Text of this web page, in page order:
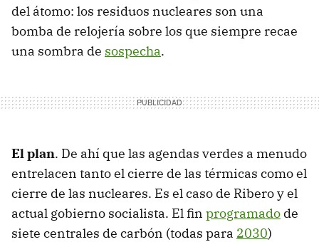
del átomo: los residuos nucleares son una
bomba de relojería sobre los que siempre recae
una sombra de sospecha.
El plan. De ahí que las agendas verdes a menudo
entrelacen tanto el cierre de las térmicas como el
cierre de las nucleares. Es el caso de Ribero y el
actual gobierno socialista. El fin programado de
siete centrales de carbón (todas para 2030)